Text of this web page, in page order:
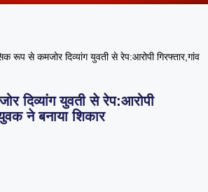
रूप से कमजोर दिव्यांग युवती से रेप:आरोपी गिरफ्तार,गांव
दिव्यांग युवती से रेप:आरोपी
ने बनाया शिकार